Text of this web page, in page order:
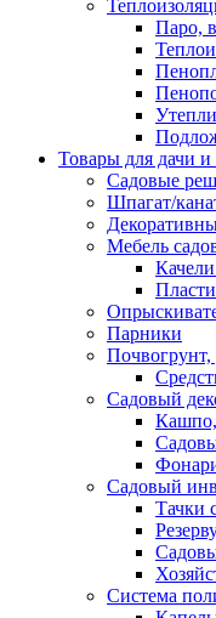
Паро,
Товары для дачи и
Садовые
Шпагат/
Мебель
Парники
Почвогрунт,
Садовый
Кашпо,
Садовый
Тачки
Система